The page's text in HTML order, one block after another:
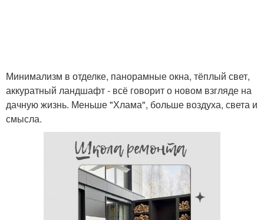
Минимализм в отделке, панорамные окна, тёплый свет,
аккуратный ландшафт - всё говорит о новом взгляде на
дачную жизнь. Меньше "Хлама", больше воздуха, света и
смысла.